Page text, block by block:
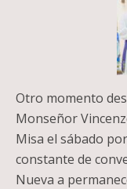
Otro momento
Monseñor
Misa el sábado
constante de
Nueva a